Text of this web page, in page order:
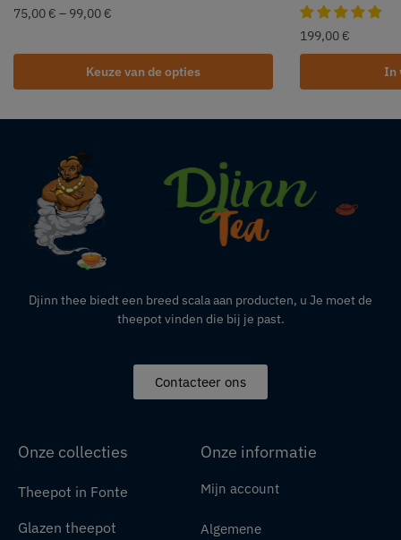
75,00 € – 99,00 €
Keuze van de opties
199,00 €
In
Djinn thee biedt een breed scala aan producten, u Je moet de
theepot vinden die bij je past.
Contacteer ons
Onze collecties
Theepot in Fonte
Glazen theepot
Onze informatie
Mijn account
Algemene